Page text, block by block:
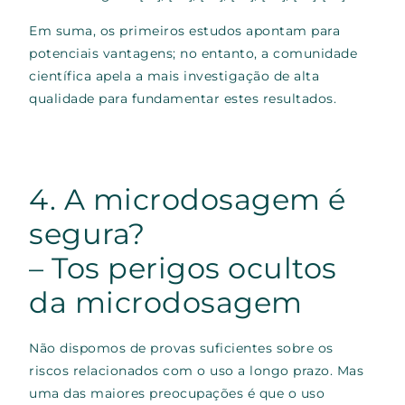
Em suma, os primeiros estudos apontam para
potenciais vantagens; no entanto, a comunidade
científica apela a mais investigação de alta
qualidade para fundamentar estes resultados.
4. A microdosagem é
segura?
–Tos perigos ocultos
da microdosagem
Não dispomos de provas suficientes sobre os
riscos relacionados com o uso a longo prazo. Mas
uma das maiores preocupações é que o uso